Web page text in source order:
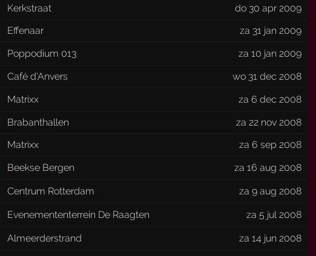
Kerkstraat
do 30 apr 2009
Effenaar
za 31 jan 2009
Poppodium 013
za 10 jan 2009
Café d'Anvers
wo 31 dec 2008
Matrixx
za 6 dec 2008
Brabanthallen
za 22 nov 2008
Matrixx
za 6 sep 2008
Beekse Bergen
za 16 aug 2008
Centrum Rotterdam
za 9 aug 2008
Evenemententerrein De Raagten
za 5 jul 2008
Almeerderstrand
za 14 jun 2008